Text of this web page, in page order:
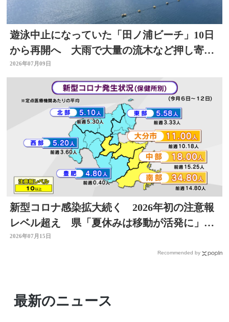
遊泳中止になっていた「田ノ浦ビーチ」10日
から再開へ 大雨で大量の流木など押し寄せ
る 大分
2026年07月09日
新型コロナ感染拡大続く 2026年初の注意報
レベル超え 県「夏休みは移動が活発に」感
染対策を 大分
2026年07月15日
Recommended by
最新のニュース